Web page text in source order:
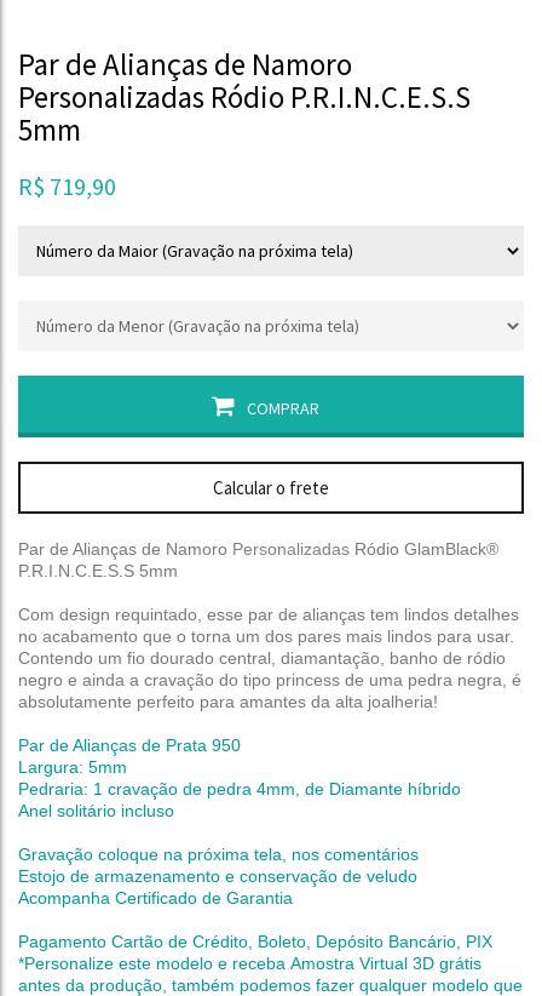
Par de Alianças de Namoro
Personalizadas Ródio P.R.I.N.C.E.S.S
5mm
R$ 719,90
COMPRAR
Calcular o frete
Par de Alianças de Namoro Personalizadas Ródio GlamBlack®
P.R.I.N.C.E.S.S 5mm
Com design requintado, esse par de alianças tem lindos detalhes
no acabamento que o torna um dos pares mais lindos para usar.
Contendo um fio dourado central, diamantação, banho de ródio
negro e ainda a cravação do tipo princess de uma pedra negra, é
absolutamente perfeito para amantes da alta joalheria!
Par de Alianças de Prata 950
Largura: 5mm
Pedraria: 1 cravação de pedra 4mm, de Diamante híbrido
Anel solitário incluso
Gravação coloque na próxima tela, nos comentários
Estojo de armazenamento e conservação de veludo
Acompanha Certificado de Garantia
Pagamento Cartão de Crédito, Boleto, Depósito Bancário, PIX
*Personalize este modelo e receba Amostra Virtual 3D grátis
antes da produção, também podemos fazer qualquer modelo que